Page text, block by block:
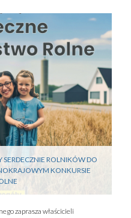
ROLNIKÓW DO
KONKURSIE
zaprasza właścicieli